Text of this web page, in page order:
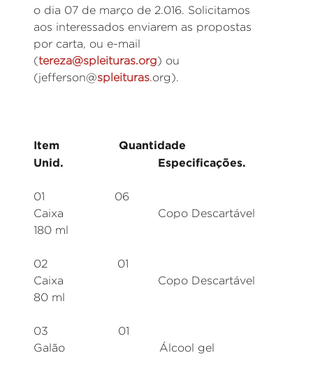
o dia 07 de março de 2.016. Solicitamos
aos interessados enviarem as propostas
por carta, ou e-mail
(tereza@spleituras.org) ou
(jefferson@spleituras.org).
Item Quantidade
Unid. Especificações.
01 06
Caixa Copo Descartável
180 ml
02 01
Caixa Copo Descartável
80 ml
03 01
Galão Álcool gel